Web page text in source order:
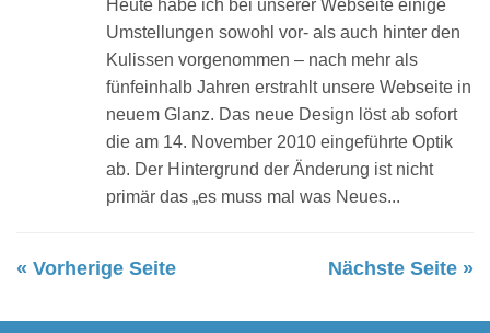
Heute habe ich bei unserer Webseite einige
Umstellungen sowohl vor- als auch hinter den
Kulissen vorgenommen – nach mehr als
fünfeinhalb Jahren erstrahlt unsere Webseite in
neuem Glanz. Das neue Design löst ab sofort
die am 14. November 2010 eingeführte Optik
ab. Der Hintergrund der Änderung ist nicht
primär das „es muss mal was Neues...
« Vorherige Seite Nächste Seite »